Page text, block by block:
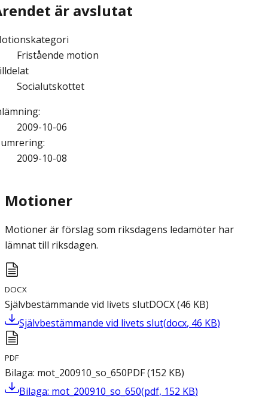
är avslutat
Fristående motion
Socialutskottet
:
2009-10-06
:
2009-10-08
Motioner
Motioner är förslag som riksdagens ledamöter har
lämnat till riksdagen.
DOCX
Självbestämmande vid livets slutDOCX(46 KB)
Självbestämmande vid livets slut(docx, 46 KB)
PDF
Bilaga: mot_200910_so_650PDF(152 KB)
Bilaga: mot_200910_so_650(pdf, 152 KB)